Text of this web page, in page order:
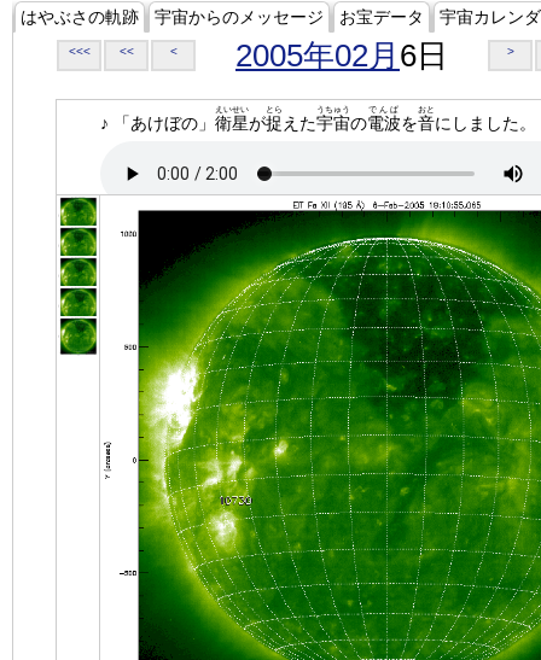
はやぶさの軌跡 宇宙からのメッセージ お宝データ 宇宙カレン
<<< << < 2005年02月 6日 >
♪ 「あけぼの」 衛星
えいせい
が捉
とら
えた宇宙
うちゅう
の電波
でんぱ
を音
おと
にしました。